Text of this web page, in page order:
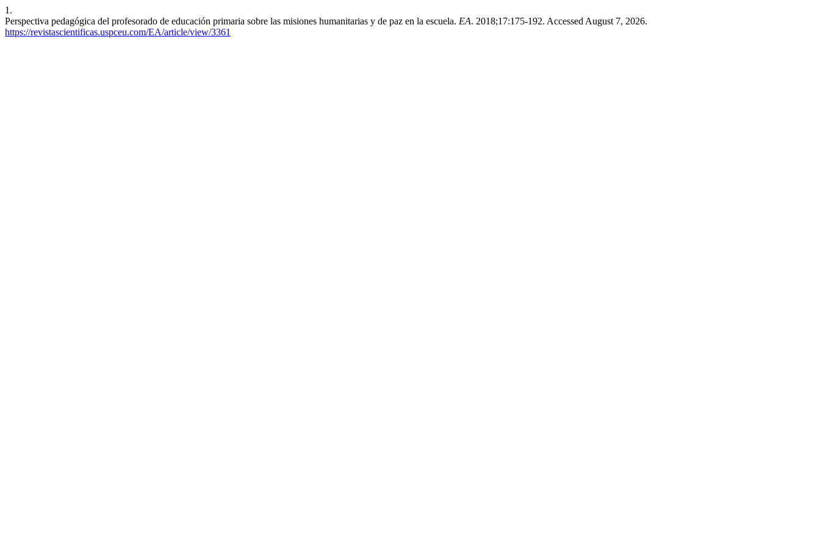
1.
Perspectiva pedagógica del profesorado de educación primaria sobre las misiones humanitarias y de paz en la escuela. EA. 2018;17:175-192. Accessed August 7, 2026.
https://revistascientificas.uspceu.com/EA/article/view/3361